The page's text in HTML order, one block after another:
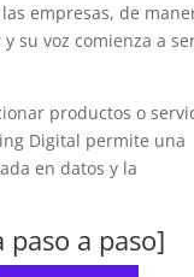
empresas, de
su voz comienza a
productos o
Digital permite una
en datos y la
paso a paso]